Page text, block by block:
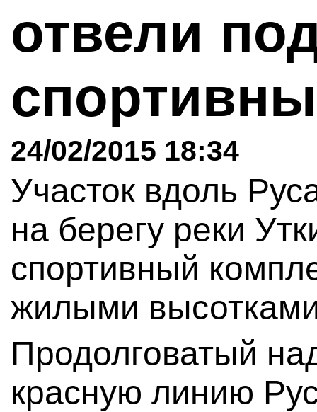
отвели
24/02/2015 18:34
Участок вдоль
на берегу реки
спортивный
жилыми
Продолговатый
красную линию